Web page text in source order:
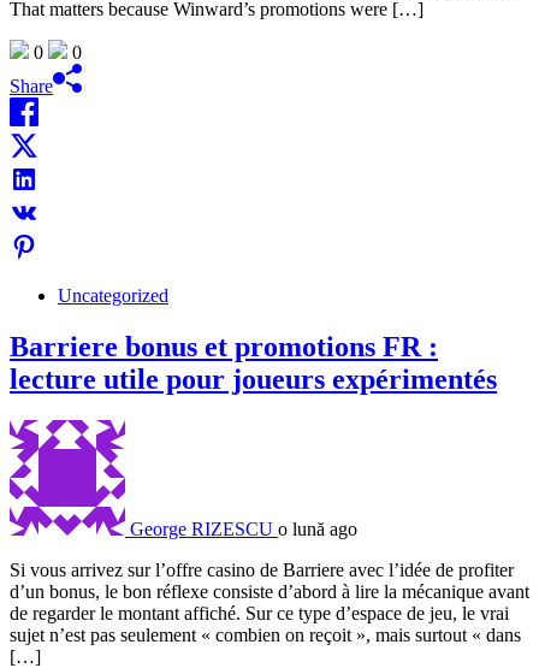
That matters because Winward’s promotions were […]
0
0
Share
Uncategorized
Barriere bonus et promotions FR :
lecture utile pour joueurs expérimentés
George RIZESCU o lună ago
Si vous arrivez sur l’offre casino de Barriere avec l’idée de profiter
d’un bonus, le bon réflexe consiste d’abord à lire la mécanique avant
de regarder le montant affiché. Sur ce type d’espace de jeu, le vrai
sujet n’est pas seulement « combien on reçoit », mais surtout « dans
[…]